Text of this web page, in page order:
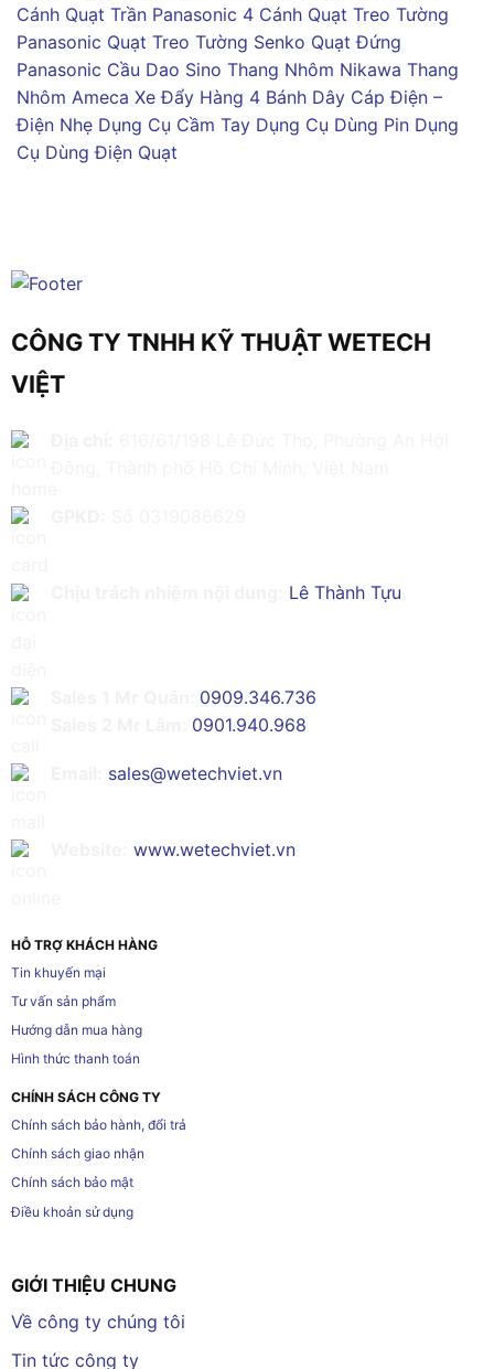
Cánh Quạt Trần Panasonic 4 Cánh Quạt Treo Tường
Panasonic Quạt Treo Tường Senko Quạt Đứng
Panasonic Cầu Dao Sino Thang Nhôm Nikawa Thang
Nhôm Ameca Xe Đẩy Hàng 4 Bánh Dây Cáp Điện –
Điện Nhẹ Dụng Cụ Cầm Tay Dụng Cụ Dùng Pin Dụng
Cụ Dùng Điện Quạt
CÔNG TY TNHH KỸ THUẬT WETECH
VIỆT
Lê Thành Tựu
0909.346.736
0901.940.968
sales@wetechviet.vn
www.wetechviet.vn
HỖ TRỢ KHÁCH HÀNG
Tin khuyến mại
Tư vấn sản phẩm
Hướng dẫn mua hàng
Hình thức thanh toán
CHÍNH SÁCH CÔNG TY
Chính sách bảo hành, đổi trả
Chính sách giao nhận
Chính sách bảo mật
Điều khoản sử dụng
GIỚI THIỆU CHUNG
Về công ty chúng tôi
Tin tức công ty